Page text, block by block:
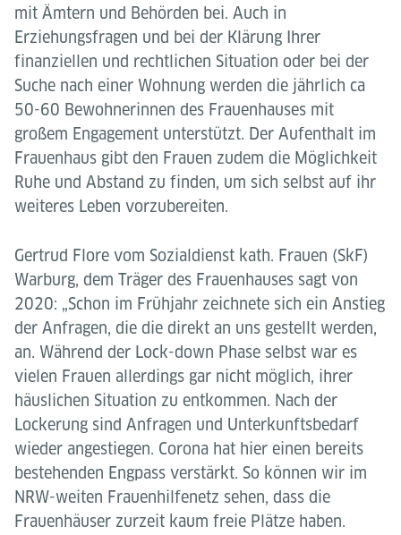
mit Ämtern und Behörden bei. Auch in
Erziehungsfragen und bei der Klärung Ihrer
finanziellen und rechtlichen Situation oder bei der
Suche nach einer Wohnung werden die jährlich ca
50-60 Bewohnerinnen des Frauenhauses mit
großem Engagement unterstützt. Der Aufenthalt im
Frauenhaus gibt den Frauen zudem die Möglichkeit
Ruhe und Abstand zu finden, um sich selbst auf ihr
weiteres Leben vorzubereiten.
Gertrud Flore vom Sozialdienst kath. Frauen (SkF)
Warburg, dem Träger des Frauenhauses sagt von
2020: „Schon im Frühjahr zeichnete sich ein Anstieg
der Anfragen, die die direkt an uns gestellt werden,
an. Während der Lock-down Phase selbst war es
vielen Frauen allerdings gar nicht möglich, ihrer
häuslichen Situation zu entkommen. Nach der
Lockerung sind Anfragen und Unterkunftsbedarf
wieder angestiegen. Corona hat hier einen bereits
bestehenden Engpass verstärkt. So können wir im
NRW-weiten Frauenhilfenetz sehen, dass die
Frauenhäuser zurzeit kaum freie Plätze haben.